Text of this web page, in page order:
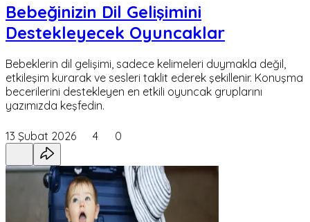
Bebeğinizin Dil Gelişimini
Destekleyecek Oyuncaklar
Bebeklerin dil gelişimi, sadece kelimeleri duymakla değil,
etkileşim kurarak ve sesleri taklit ederek şekillenir. Konuşma
becerilerini destekleyen en etkili oyuncak gruplarını
yazımızda keşfedin.
13 Şubat 2026 4 0